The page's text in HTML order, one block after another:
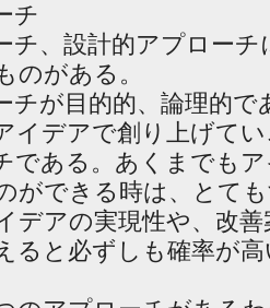
チ
、設計的アプローチ
のがある。
が目的的、論理的で
イデアで創り上げて
である。あくまでも
ができる時は、とて
デアの実現性や、改
ると必ずしも確率が